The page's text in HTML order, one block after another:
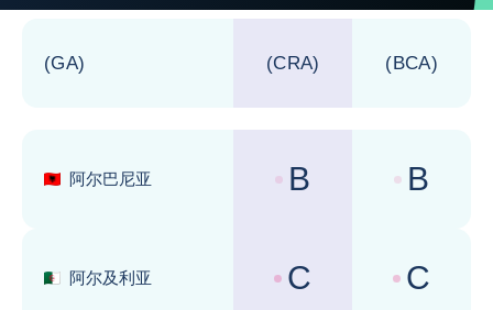
(GA) (CRA) (BCA)
阿尔巴尼亚
国家风险评级 :
B 商业环境评级
B
阿尔及利亚
国家风险评级 :
C 商业环境评级
C